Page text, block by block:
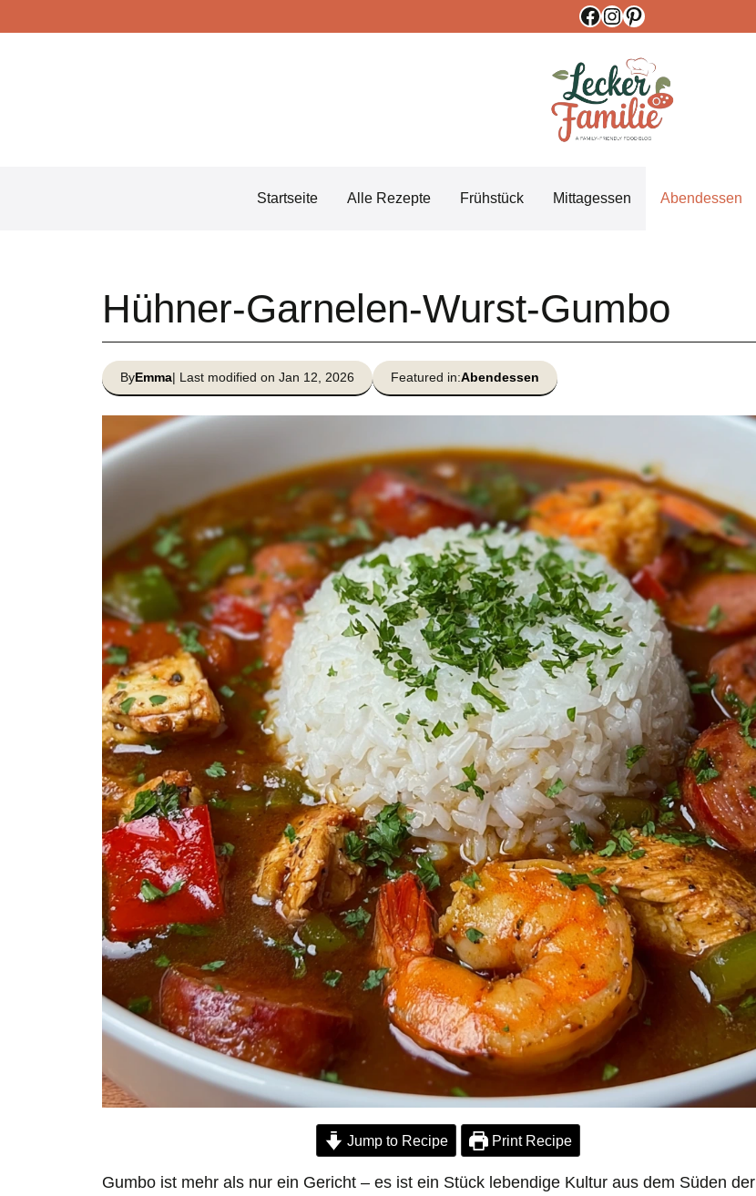
Facebook
Instagram
Pinterest
Startseite Alle Rezepte Frühstück Mittagessen Abendessen
Hühner-Garnelen-Wurst-Gumbo
ByEmma| Last modified on Jan 12, 2026 Featured in:Abendessen
Jump to Recipe Print Recipe
Gumbo ist mehr als nur ein Gericht – es ist ein Stück lebendige Kultur aus dem Süden der